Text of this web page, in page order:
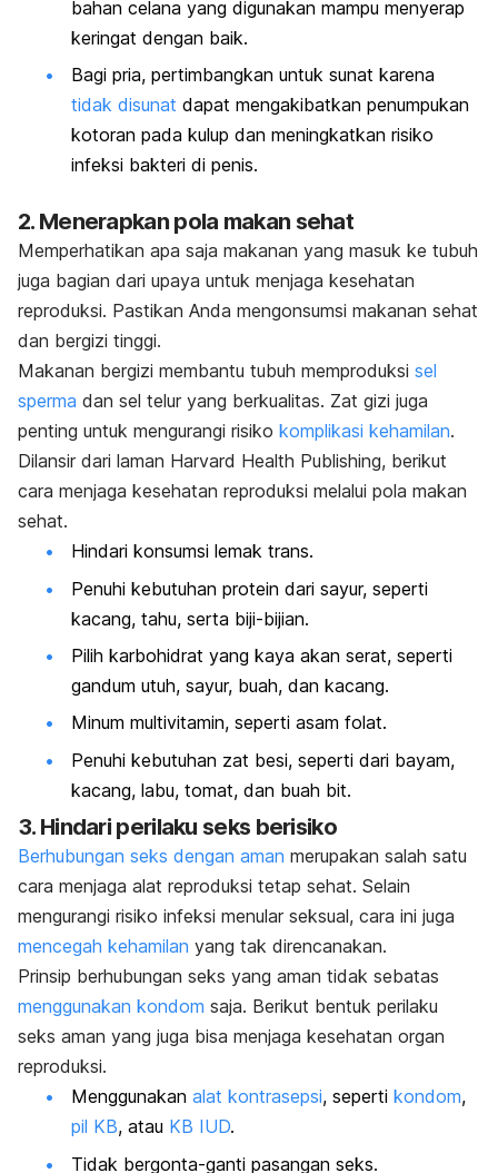
bahan celana yang digunakan mampu menyerap
keringat dengan baik.
Bagi pria, pertimbangkan untuk sunat karena
tidak disunat dapat mengakibatkan penumpukan
kotoran pada kulup dan meningkatkan risiko
infeksi bakteri di penis.
2. Menerapkan pola makan sehat
Memperhatikan apa saja makanan yang masuk ke tubuh
juga bagian dari upaya untuk menjaga kesehatan
reproduksi. Pastikan Anda mengonsumsi makanan sehat
dan bergizi tinggi.
Makanan bergizi membantu tubuh memproduksi sel
sperma dan sel telur yang berkualitas. Zat gizi juga
penting untuk mengurangi risiko komplikasi kehamilan.
Dilansir dari laman Harvard Health Publishing, berikut
cara menjaga kesehatan reproduksi melalui pola makan
sehat.
Hindari konsumsi lemak trans.
Penuhi kebutuhan protein dari sayur, seperti
kacang, tahu, serta biji-bijian.
Pilih karbohidrat yang kaya akan serat, seperti
gandum utuh, sayur, buah, dan kacang.
Minum multivitamin, seperti asam folat.
Penuhi kebutuhan zat besi, seperti dari bayam,
kacang, labu, tomat, dan buah bit.
3. Hindari perilaku seks berisiko
Berhubungan seks dengan aman merupakan salah satu
cara menjaga alat reproduksi tetap sehat. Selain
mengurangi risiko infeksi menular seksual, cara ini juga
mencegah kehamilan yang tak direncanakan.
Prinsip berhubungan seks yang aman tidak sebatas
menggunakan kondom saja. Berikut bentuk perilaku
seks aman yang juga bisa menjaga kesehatan organ
reproduksi.
Menggunakan alat kontrasepsi, seperti kondom,
pil KB, atau KB IUD.
Tidak bergonta-ganti pasangan seks.